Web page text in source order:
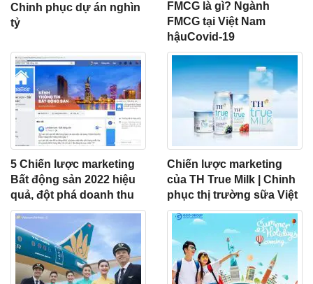
Chinh phục dự án nghìn
tỷ
FMCG là gì? Ngành
FMCG tại Việt Nam
hậuCovid-19
5 Chiến lược marketing
Bất động sản 2022 hiệu
quả, đột phá doanh thu
Chiến lược marketing
của TH True Milk | Chinh
phục thị trường sữa Việt